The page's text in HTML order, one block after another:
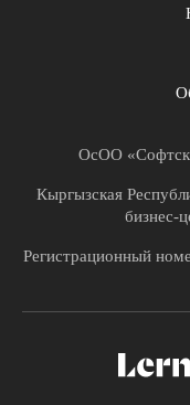
ОсОО
Кыргызская
бизнес-
Регистрационный